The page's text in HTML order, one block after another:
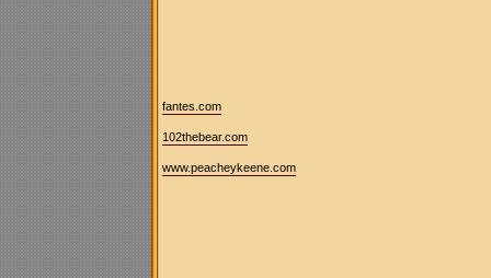
fantes.com
102thebear.com
www.peacheykeene.com